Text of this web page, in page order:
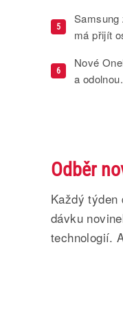
5
Samsung
má přijít
6
Nové
a
Odběr
Každý týden
dávku
technologií.